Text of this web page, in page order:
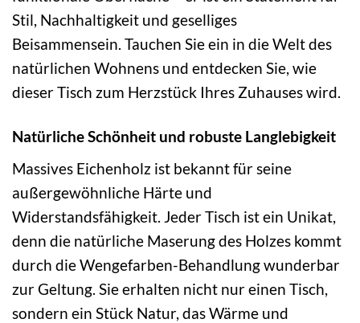
Stil, Nachhaltigkeit und geselliges
Beisammensein. Tauchen Sie ein in die Welt des
natürlichen Wohnens und entdecken Sie, wie
dieser Tisch zum Herzstück Ihres Zuhauses wird.
Natürliche Schönheit und robuste Langlebigkeit
Massives Eichenholz ist bekannt für seine
außergewöhnliche Härte und
Widerstandsfähigkeit. Jeder Tisch ist ein Unikat,
denn die natürliche Maserung des Holzes kommt
durch die Wengefarben-Behandlung wunderbar
zur Geltung. Sie erhalten nicht nur einen Tisch,
sondern ein Stück Natur, das Wärme und